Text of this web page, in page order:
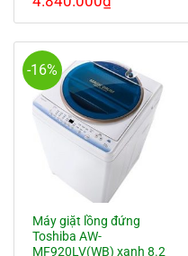
6.900.000₫.
4.840.000₫.
-16%
Máy giặt lồng đứng
Toshiba AW-
MF920LV(WB) xanh 8.2